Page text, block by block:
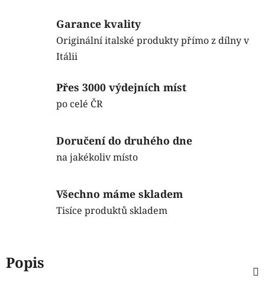
Garance kvality
Originální italské produkty přímo z dílny v
Itálii
Přes 3000 výdejních míst
po celé ČR
Doručení do druhého dne
na jakékoliv místo
Všechno máme skladem
Tisíce produktů skladem
Popis